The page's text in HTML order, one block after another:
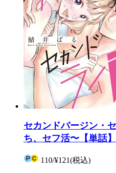
セカンドバージン・
ち、セフ活〜【単話
110/¥121(税込)